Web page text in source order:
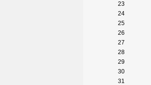
23
24
25
26
27
28
29
30
31